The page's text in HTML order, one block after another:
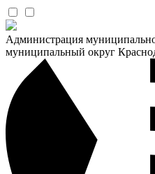
Администрация
муниципальный округ